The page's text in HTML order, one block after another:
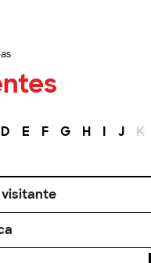
D E F G H I J K